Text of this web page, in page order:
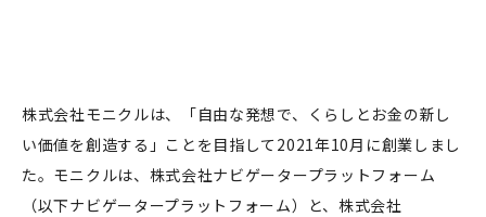
株式会社モニクルは、「自由な発想で、くらしとお金の新し
い価値を創造する」ことを目指して2021年10月に創業しまし
た。モニクルは、株式会社ナビゲータープラットフォーム
（以下ナビゲータープラットフォーム）と、株式会社